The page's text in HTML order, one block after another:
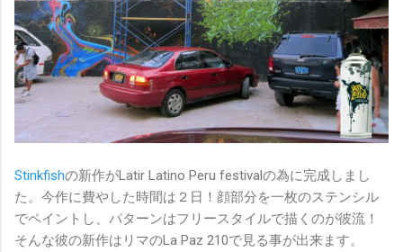
Stinkfishの新作がLatir Latino Peru festivalの為に完成しまし
た。今作に費やした時間は２日！顔部分を一枚のステンシル
でペイントし、パターンはフリースタイルで描くのが彼流！
そんな彼の新作はリマのLa Paz 210で見る事が出来ます。